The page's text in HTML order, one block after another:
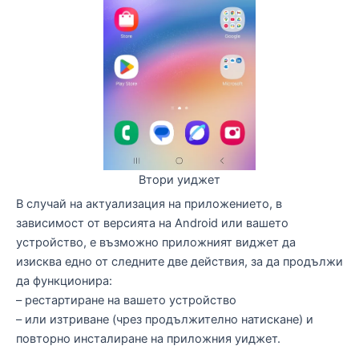
Втори уиджет
В случай на актуализация на приложението, в
зависимост от версията на Android или вашето
устройство, е възможно приложният виджет да
изисква едно от следните две действия, за да продължи
да функционира:
– рестартиране на вашето устройство
– или изтриване (чрез продължително натискане) и
повторно инсталиране на приложния уиджет.